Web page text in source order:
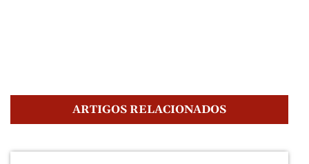
ARTIGOS RELACIONADOS